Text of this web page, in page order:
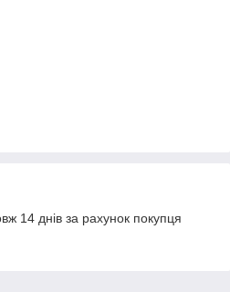
14 днів за рахунок покупця